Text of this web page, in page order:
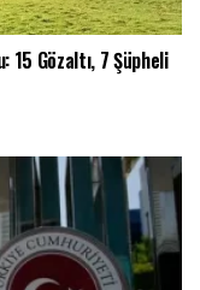
15 Gözaltı, 7 Şüpheli